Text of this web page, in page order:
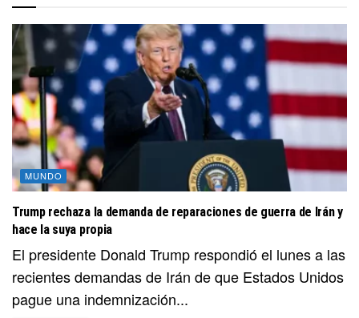
MUNDO
Trump rechaza la demanda de reparaciones de guerra de Irán y
hace la suya propia
El presidente Donald Trump respondió el lunes a las
recientes demandas de Irán de que Estados Unidos
pague una indemnización...